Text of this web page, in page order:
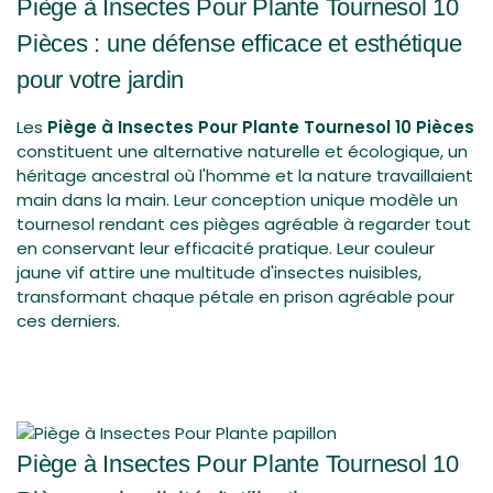
Pour pouvoir bénéficier d'un retour, votre article doit être
inutilisé et dans le même état que lorsque vous l'avez reçu.
Il doit également être dans son emballage d'origine.
Piège à Insectes Pour Plante Tournesol 10
Pièces : une défense efficace et esthétique
pour votre jardin
Les Piège à Insectes Pour Plante Tournesol 10 Pièces
constituent une alternative naturelle et écologique, un
héritage ancestral où l'homme et la nature travaillaient
main dans la main. Leur conception unique modèle un
tournesol rendant ces pièges agréable à regarder tout
en conservant leur efficacité pratique. Leur couleur
jaune vif attire une multitude d'insectes nuisibles,
transformant chaque pétale en prison agréable pour
ces derniers.
Piège à Insectes Pour Plante Tournesol 10